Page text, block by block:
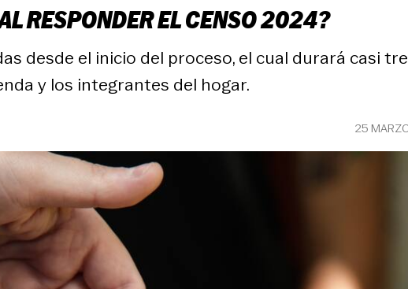
RESPONDER EL CENSO 2024?
desde el inicio del proceso, el cual durará casi
y los integrantes del hogar.
25